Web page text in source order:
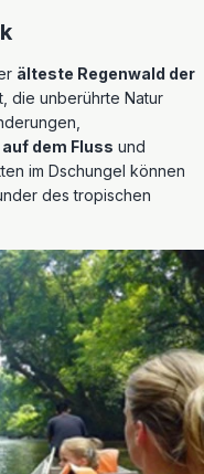
älteste Regenwald der
die unberührte Natur
auf dem Fluss und
im Dschungel können
des tropischen